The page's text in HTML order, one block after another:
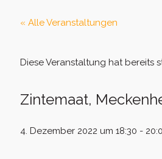
« Alle Veranstaltungen
Diese Veranstaltung hat bereits
Zintemaat,
4. Dezember 2022 um 18:30 -